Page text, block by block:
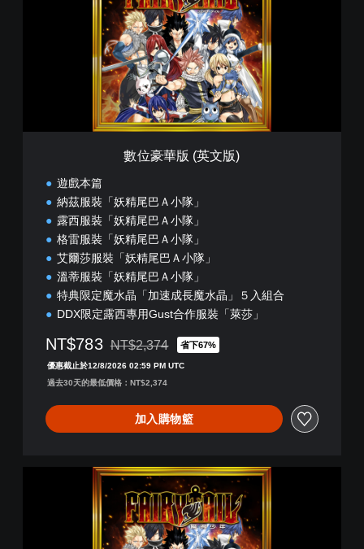
數位豪華版 (英文版)
遊戲本篇
納茲服裝「妖精尾巴Ａ小隊」
露西服裝「妖精尾巴Ａ小隊」
格雷服裝「妖精尾巴Ａ小隊」
艾爾莎服裝「妖精尾巴Ａ小隊」
溫蒂服裝「妖精尾巴Ａ小隊」
特典限定魔水晶「加速成長魔水晶」５入組合
DDX限定露西專用Gust合作服裝「萊莎」
NT$783 折扣前原價為NT$2,374
NT$2,374 省下67%
優惠截止於12/8/2026 02:59 PM UTC
過去30天的最低價格：NT$2,374
加入購物籃